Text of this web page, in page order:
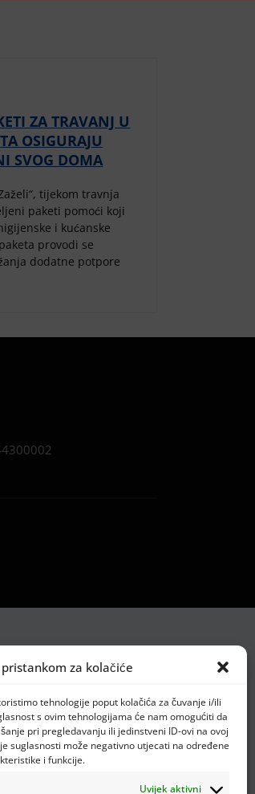
za kolačiće
tehnologije poput kolačića za čuvanje i/ili
s ovim tehnologijama će nam omogućiti da
pri pregledavanju ili jedinstveni ID-ovi na ovoj
suglasnosti može negativno utjecati na određene
i funkcije.
Uvijek aktivni
ZA TRAVANJ U
OSIGURAJU
SVOG DOMA
tijekom travnja
paketi pomoći koji
i kućanske
provodi se
dodatne potpore